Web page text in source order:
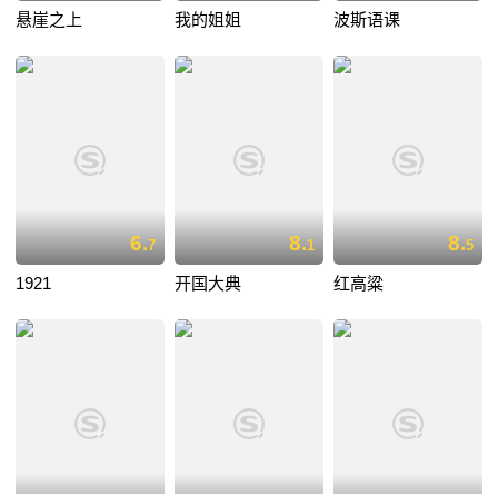
悬崖之上 我的姐姐 波斯语课
6.7
1921
8.1
开国大典
8.5
红高粱